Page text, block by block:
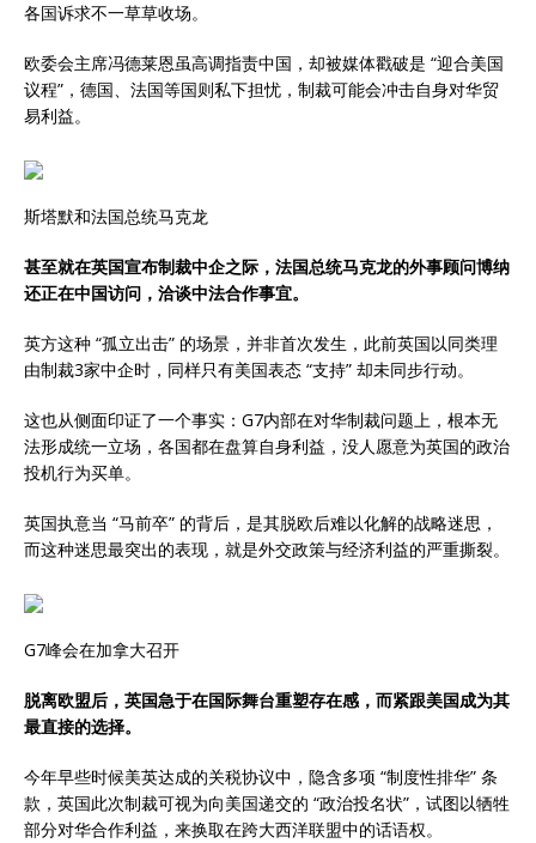
各国诉求不一草草收场。
欧委会主席冯德莱恩虽高调指责中国，却被媒体戳破是 “迎合美国
议程”，德国、法国等国则私下担忧，制裁可能会冲击自身对华贸
易利益。
斯塔默和法国总统马克龙
甚至就在英国宣布制裁中企之际，法国总统马克龙的外事顾问博纳
还正在中国访问，洽谈中法合作事宜。
英方这种 “孤立出击” 的场景，并非首次发生，此前英国以同类理
由制裁3家中企时，同样只有美国表态 “支持” 却未同步行动。
这也从侧面印证了一个事实：G7内部在对华制裁问题上，根本无
法形成统一立场，各国都在盘算自身利益，没人愿意为英国的政治
投机行为买单。
英国执意当 “马前卒” 的背后，是其脱欧后难以化解的战略迷思，
而这种迷思最突出的表现，就是外交政策与经济利益的严重撕裂。
G7峰会在加拿大召开
脱离欧盟后，英国急于在国际舞台重塑存在感，而紧跟美国成为其
最直接的选择。
今年早些时候美英达成的关税协议中，隐含多项 “制度性排华” 条
款，英国此次制裁可视为向美国递交的 “政治投名状”，试图以牺牲
部分对华合作利益，来换取在跨大西洋联盟中的话语权。